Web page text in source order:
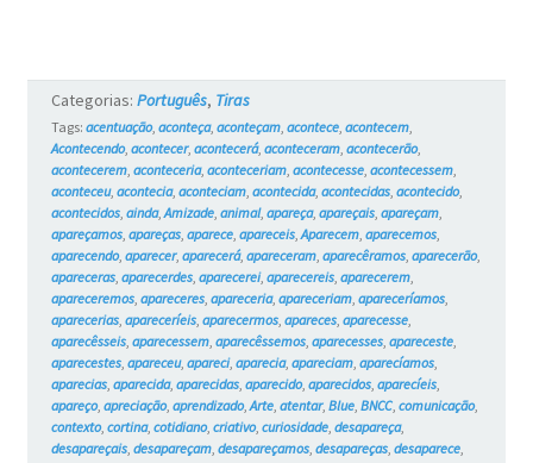
Categorias: Português, Tiras
Tags: acentuação, aconteça, aconteçam, acontece, acontecem,
Acontecendo, acontecer, acontecerá, aconteceram, acontecerão,
acontecerem, aconteceria, aconteceriam, acontecesse, acontecessem,
aconteceu, acontecia, aconteciam, acontecida, acontecidas, acontecido,
acontecidos, ainda,Amizade, animal, apareça, apareçais, apareçam,
apareçamos, apareças, aparece, apareceis,Aparecem, aparecemos,
aparecendo, aparecer, aparecerá, apareceram, aparecêramos, aparecerão,
apareceras, aparecerdes, aparecerei, aparecereis, aparecerem,
apareceremos, apareceres, apareceria, apareceriam, apareceríamos,
aparecerias, apareceríeis, aparecermos, apareces, aparecesse,
aparecêsseis, aparecessem, aparecêssemos, aparecesses, apareceste,
aparecestes, apareceu, apareci, aparecia, apareciam, aparecíamos,
aparecias, aparecida, aparecidas, aparecido, aparecidos, aparecíeis,
apareço, apreciação, aprendizado,Arte, atentar, Blue, BNCC, comunicação,
contexto, cortina, cotidiano, criativo, curiosidade, desapareça,
desapareçais, desapareçam, desapareçamos, desapareças, desaparece,